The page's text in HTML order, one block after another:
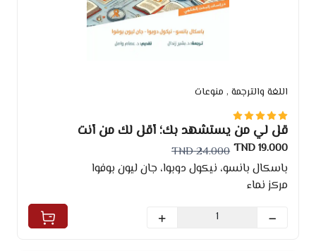
اللغة والترجمة , منوعات
قل لي من يستشهد بك؛ أقل لك من أنت
19.000 TND
24.000 TND
باسكال بانسو، نيكول دوبوا، جان ليون بوفوا
مركز نماء